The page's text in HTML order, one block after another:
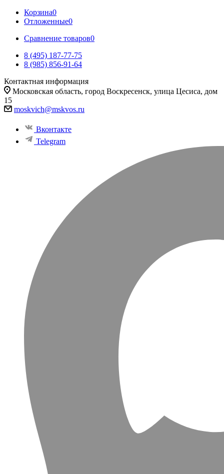
Корзина0
Отложенные0
Сравнение товаров0
8 (495) 187-77-75
8 (985) 856-91-64
Контактная информация
Московская область, город Воскресенск, улица Цесиса, дом
15
moskvich@mskvos.ru
Вконтакте
Telegram